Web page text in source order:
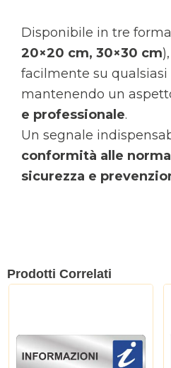
Disponibile in tre
20×20 cm, 30×30 cm
facilmente su qualsiasi
mantenendo un
e professionale.
Un segnale
conformità alle
sicurezza e
Prodotti Correlati